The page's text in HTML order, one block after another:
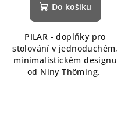
Do košíku
PILAR - doplňky pro
stolování v jednoduchém,
minimalistickém designu
od Niny Thöming.